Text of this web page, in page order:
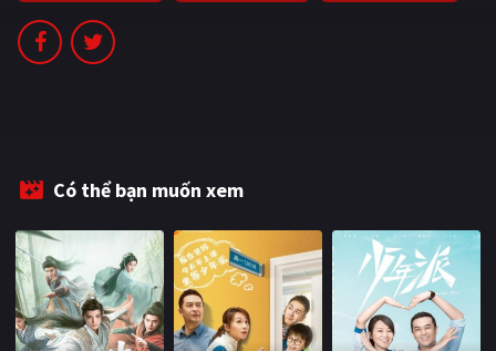
BLOG
Có thể bạn muốn xem